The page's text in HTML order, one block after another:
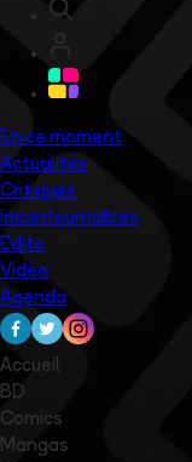
En ce moment
Actualités
Critiques
Incontournables
Edito
Vidéo
Agenda
Accueil
BD
Comics
Mangas